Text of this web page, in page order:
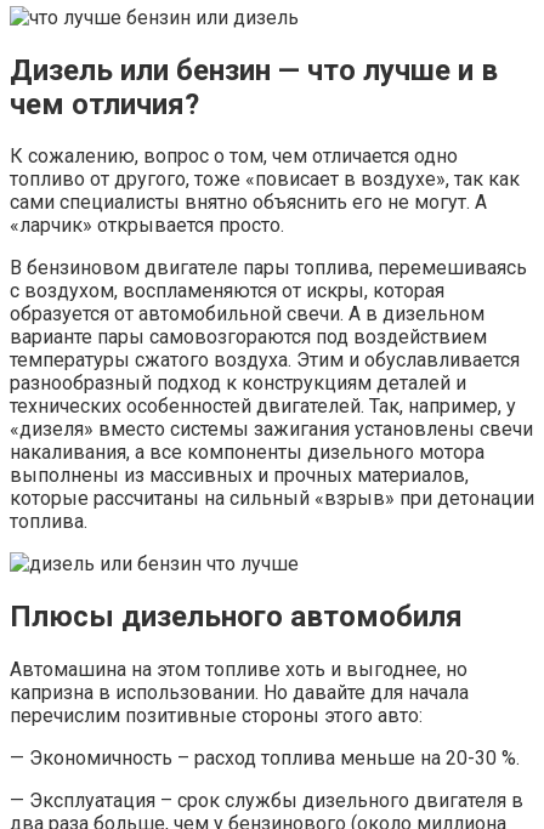
Дизель или бензин — что лучше и в
чем отличия?
К сожалению, вопрос о том, чем отличается одно
топливо от другого, тоже «повисает в воздухе», так как
сами специалисты внятно объяснить его не могут. А
«ларчик» открывается просто.
В бензиновом двигателе пары топлива, перемешиваясь
с воздухом, воспламеняются от искры, которая
образуется от автомобильной свечи. А в дизельном
варианте пары самовозгораются под воздействием
температуры сжатого воздуха. Этим и обуславливается
разнообразный подход к конструкциям деталей и
технических особенностей двигателей. Так, например, у
«дизеля» вместо системы зажигания установлены свечи
накаливания, а все компоненты дизельного мотора
выполнены из массивных и прочных материалов,
которые рассчитаны на сильный «взрыв» при детонации
топлива.
Плюсы дизельного автомобиля
Автомашина на этом топливе хоть и выгоднее, но
капризна в использовании. Но давайте для начала
перечислим позитивные стороны этого авто:
— Экономичность – расход топлива меньше на 20-30 %.
— Эксплуатация – срок службы дизельного двигателя в
два раза больше, чем у бензинового (около миллиона